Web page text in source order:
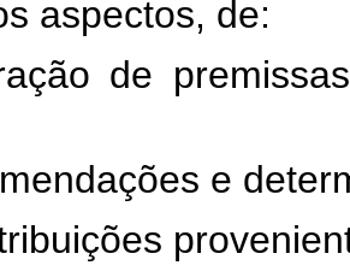
aspectos, de:
de
e